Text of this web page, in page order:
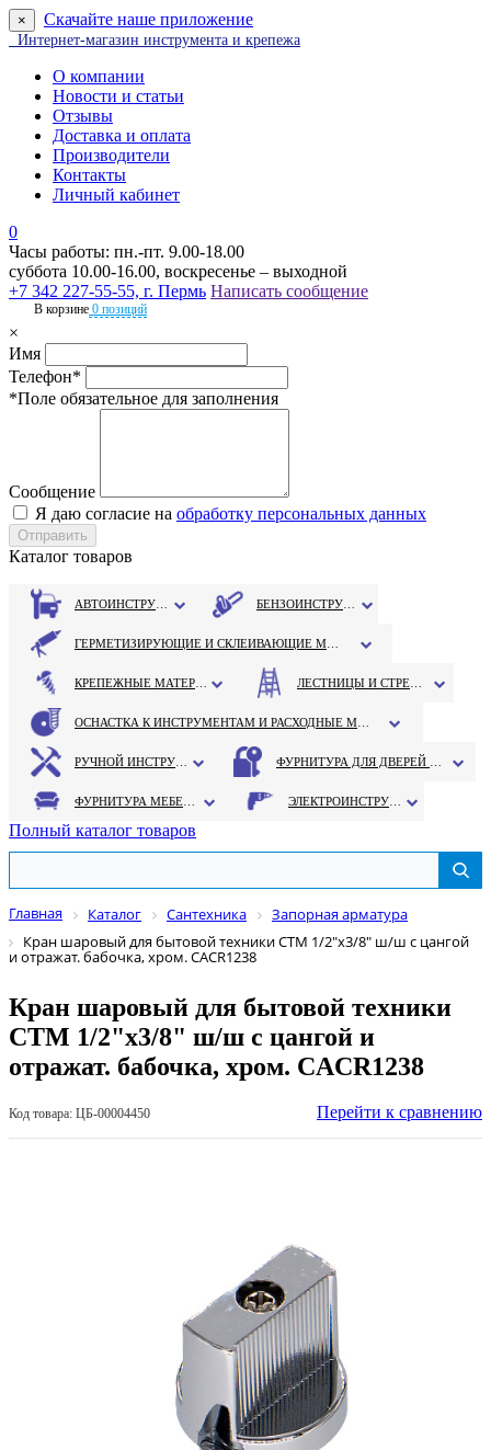
× Скачайте наше приложение
Интернет-магазин инструмента и крепежа
О компании
Новости и статьи
Отзывы
Доставка и оплата
Производители
Контакты
Личный кабинет
0
Часы работы: пн.-пт. 9.00-18.00
суббота 10.00-16.00, воскресенье – выходной
+7 342 227-55-55, г. Пермь Написать сообщение
В корзине 0 позиций
×
Имя
Телефон*
*Поле обязательное для заполнения
Сообщение
Я даю согласие на обработку персональных данных
Каталог товаров
Полный каталог товаров
Главная Каталог Сантехника
Запорная арматура
Кран шаровый для бытовой техники CTM 1/2"х3/8" ш/ш с цангой
и отражат. бабочка, хром. CACR1238
Кран шаровый для бытовой техники
CTM 1/2"х3/8" ш/ш с цангой и
отражат. бабочка, хром. CACR1238
Код товара: ЦБ-00004450 Перейти к сравнению